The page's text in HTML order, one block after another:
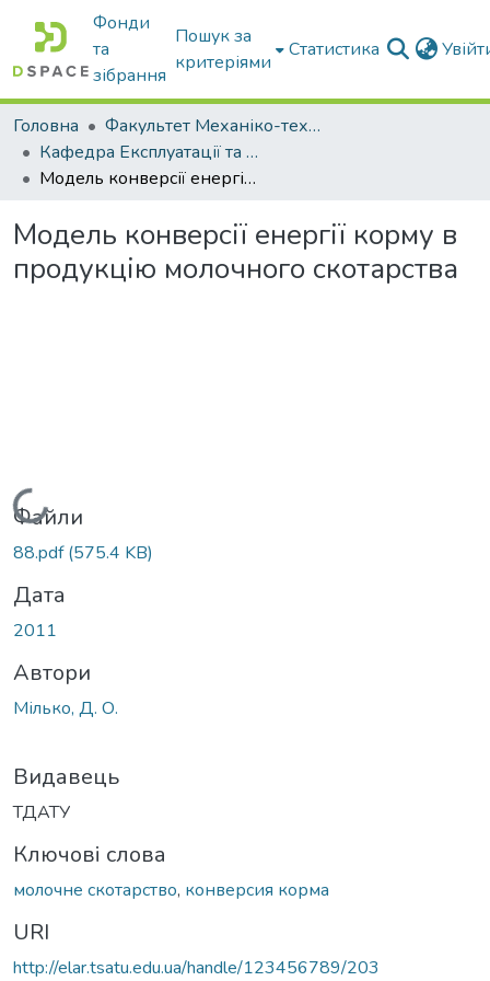
Фонди
та
зібрання
Пошук за
критеріями
Статистика
Головна
Факультет Механіко-технологічний
Кафедра Експлуатації та технічного сервісу машин
Модель конверсії енергії корму в продукцію молочного скотарства
Модель конверсії енергії корму в
продукцію молочного скотарства
Вантажиться...
Файли
88.pdf(575.4 KB)
Дата
2011
Автори
Мілько, Д. О.
Видавець
ТДАТУ
Ключові слова
молочне скотарство, конверсия корма
URI
http://elar.tsatu.edu.ua/handle/123456789/203